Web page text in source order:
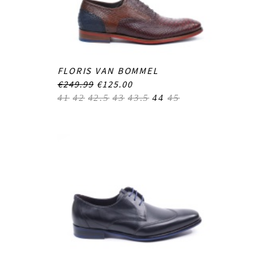
FLORIS VAN BOMMEL
€249.99 €125.00
41 42 42.5 43 43.5 44 45